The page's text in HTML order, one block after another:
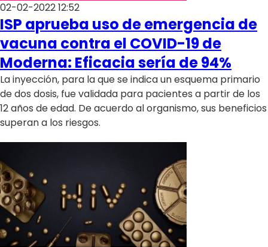
02-02-2022 12:52
ISP aprueba uso de emergencia de
vacuna contra el COVID-19 de
Moderna: Eficacia sería de 94%
La inyección, para la que se indica un esquema primario
de dos dosis, fue validada para pacientes a partir de los
12 años de edad. De acuerdo al organismo, sus beneficios
superan a los riesgos.